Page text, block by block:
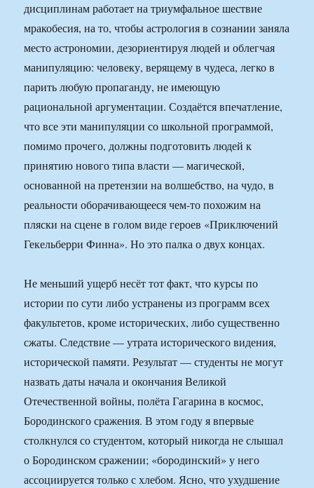
дисциплинам работает на триумфальное шествие
мракобесия, на то, чтобы астрология в сознании заняла
место астрономии, дезориентируя людей и облегчая
манипуляцию: человеку, верящему в чудеса, легко в
парить любую пропаганду, не имеющую
рациональной аргументации. Создаётся впечатление,
что все эти манипуляции со школьной программой,
помимо прочего, должны подготовить людей к
принятию нового типа власти — магической,
основанной на претензии на волшебство, на чудо, в
реальности оборачивающееся чем-то похожим на
пляски на сцене в голом виде героев «Приключений
Гекельберри Финна». Но это палка о двух концах.
Не меньший ущерб несёт тот факт, что курсы по
истории по сути либо устранены из программ всех
факультетов, кроме исторических, либо существенно
сжаты. Следствие — утрата исторического видения,
исторической памяти. Результат — студенты не могут
назвать даты начала и окончания Великой
Отечественной войны, полёта Гагарина в космос,
Бородинского сражения. В этом году я впервые
столкнулся со студентом, который никогда не слышал
о Бородинском сражении; «бородинский» у него
ассоциируется только с хлебом. Ясно, что ухудшение